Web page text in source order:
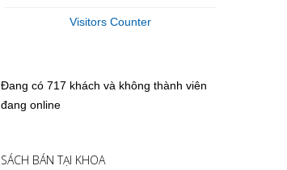
Visitors Counter
Đang có 717 khách và không thành viên
đang online
SÁCH BÁN TẠI KHOA